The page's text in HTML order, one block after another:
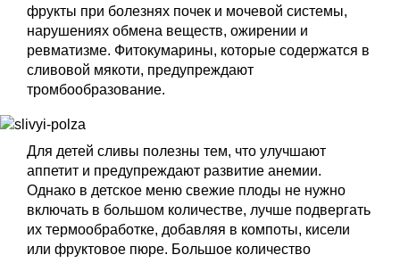
фрукты при болезнях почек и мочевой системы,
нарушениях обмена веществ, ожирении и
ревматизме. Фитокумарины, которые содержатся в
сливовой мякоти, предупреждают
тромбообразование.
Для детей сливы полезны тем, что улучшают
аппетит и предупреждают развитие анемии.
Однако в детское меню свежие плоды не нужно
включать в большом количестве, лучше подвергать
их термообработке, добавляя в компоты, кисели
или фруктовое пюре. Большое количество